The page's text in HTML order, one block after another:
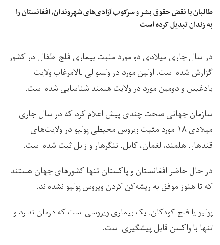
طالبان با نقض حقوق بشر و سرکوب آزادی‌های شهروندان، افغانستان را
به زندان تبدیل کرده است
در سال جاری میلادی دو مورد مثبت بیماری فلج اطفال در کشور
گزارش شده است. اولین مورد در ولسوالی بالامرغاب ولایت
بادغیس و دومین مورد در ولایت هلمند شناسایی شده است.
سازمان جهانی صحت چندی پیش اعلام کرد که در سال جاری
میلادی ۱۸ مورد مثبت ویروس محیطی پولیو در ولایت‌های
قندهار، هلمند، لغمان، کابل، ننگرهار و زابل ثبت شده است.
در حال حاضر افغا‌نستان و پاکستان تنها کشورهای جهان هستند
که تا هنوز موفق به ریشه‌کن کردن ویروس پولیو نشده‌اند.
پولیو یا فلج کودکان، یک بیماری ویروسی است که درمان ندارد و
تنها با واکسن قابل پیشگیری است.